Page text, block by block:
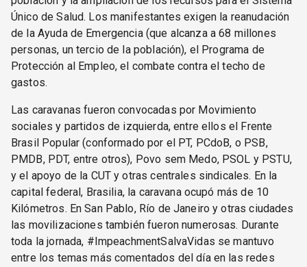
Único de Salud. Los manifestantes exigen la reanudación
de la Ayuda de Emergencia (que alcanza a 68 millones
personas, un tercio de la población), el Programa de
Protección al Empleo, el combate contra el techo de
gastos.
Las caravanas fueron convocadas por Movimiento
sociales y partidos de izquierda, entre ellos el Frente
Brasil Popular (conformado por el PT, PCdoB, o PSB,
PMDB, PDT, entre otros), Povo sem Medo, PSOL y PSTU,
y el apoyo de la CUT y otras centrales sindicales. En la
capital federal, Brasilia, la caravana ocupó más de 10
Kilómetros. En San Pablo, Río de Janeiro y otras ciudades
las movilizaciones también fueron numerosas. Durante
toda la jornada, #ImpeachmentSalvaVidas se mantuvo
entre los temas más comentados del día en las redes